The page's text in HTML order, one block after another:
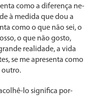
como a diferença ne­
à medida que dou a
como o que não sei, o
o que não gosto,
realidade, a vida
se me apresenta como
outro.
lo significa por­